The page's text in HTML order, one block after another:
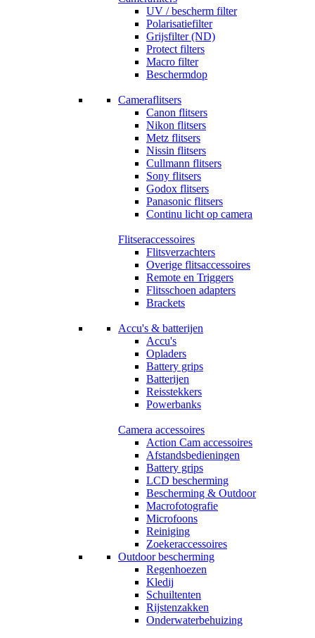
UV / bescherm filter
Polarisatiefilter
Grijsfilter (ND)
Protect filters
Macro filter
Beschermdop
Cameraflitsers
Canon flitsers
Nikon flitsers
Metz flitsers
Nissin flitsers
Cullmann flitsers
Sony flitsers
Godox flitsers
Panasonic flitsers
Continu licht op camera
Flitseraccessoires
Flitsverzachters
Overige flitsaccessoires
Remote en Triggers
Flitsschoen adapters
Brackets
Accu's & batterijen
Accu's
Opladers
Battery grips
Batterijen
Reisstekkers
Powerbanks
Camera accessoires
Action Cam accessoires
Afstandsbedieningen
Battery grips
LCD bescherming
Bescherming & Outdoor
Macrofotografie
Microfoons
Reiniging
Zoekeraccessoires
Outdoor bescherming
Regenhoezen
Kledij
Schuiltenten
Rijstenzakken
Onderwaterbehuizing